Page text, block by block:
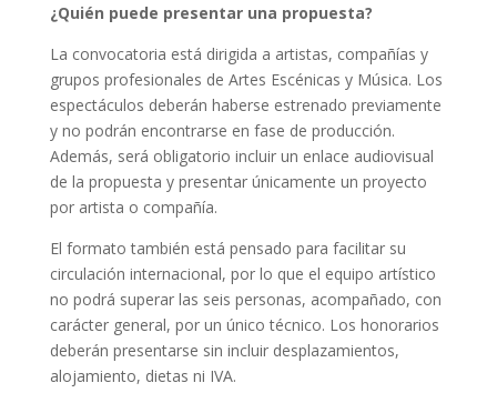
¿Quién puede presentar una propuesta?
La convocatoria está dirigida a artistas, compañías y
grupos profesionales de Artes Escénicas y Música. Los
espectáculos deberán haberse estrenado previamente
y no podrán encontrarse en fase de producción.
Además, será obligatorio incluir un enlace audiovisual
de la propuesta y presentar únicamente un proyecto
por artista o compañía.
El formato también está pensado para facilitar su
circulación internacional, por lo que el equipo artístico
no podrá superar las seis personas, acompañado, con
carácter general, por un único técnico. Los honorarios
deberán presentarse sin incluir desplazamientos,
alojamiento, dietas ni IVA.